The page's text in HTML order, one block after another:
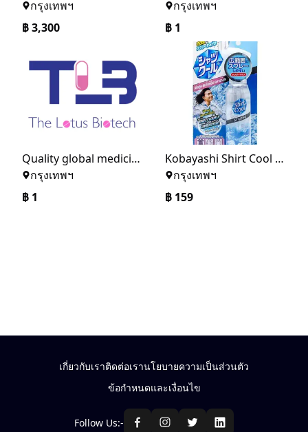
กรุงเทพฯ
฿3,300
กรุงเทพฯ
฿ 1
Quality global medicine supplier from India- The Lotus Biotech
กรุงเทพฯ
฿ 1
Kobayashi Shirt Cool Strong 100ml สเปรย์เพิ่มความเย็น สำหรับฉีดที่เสื้อผ้า
กรุงเทพฯ
฿ 159
เกี่ยวกับเราติดต่อเรานโยบายความเป็นส่วนตัว
ข้อกำหนดและเงื่อนไข
Follow Us:-